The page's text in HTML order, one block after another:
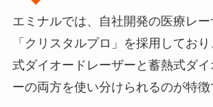
エミナルでは、自社開発の医療レ
「クリスタルプロ」を採用してお
式ダイオードレーザーと蓄熱式ダ
ーの両方を使い分けられるのが特徴